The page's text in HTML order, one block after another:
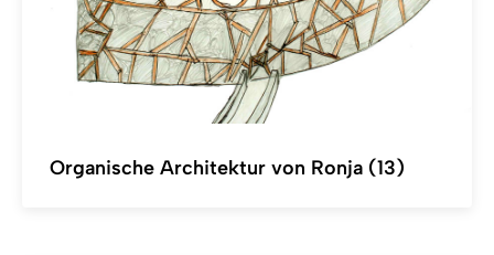
Organische Architektur von Ronja (13)